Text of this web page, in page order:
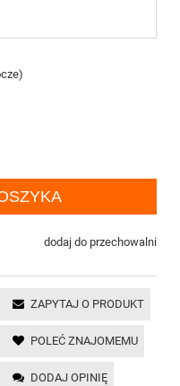
dodaj do przechowalni
ZAPYTAJ O PRODUKT
POLEĆ ZNAJOMEMU
DODAJ OPINIĘ